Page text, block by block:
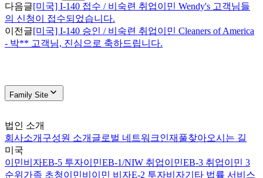
다음글[미국] I-140 접수 / 비숙련 취업이민 Wendy's 고객님들
의 신청이 접수되었습니다.
이전글[미국] I-140 승인 / 비숙련 취업이민 Cleaners of America
- 박** 고객님, 진심으로 축하드립니다.
Family Site
법인 소개
회사소개 구성원 소개 글로벌 네트워크인재풀찾아오시는 길
미국
이민비자EB-5 투자이민EB-1/NIW 취업이민EB-3 취업이민 3
순위 가족 초청이민비이민 비자E-2 투자비자기타 법률 서비스